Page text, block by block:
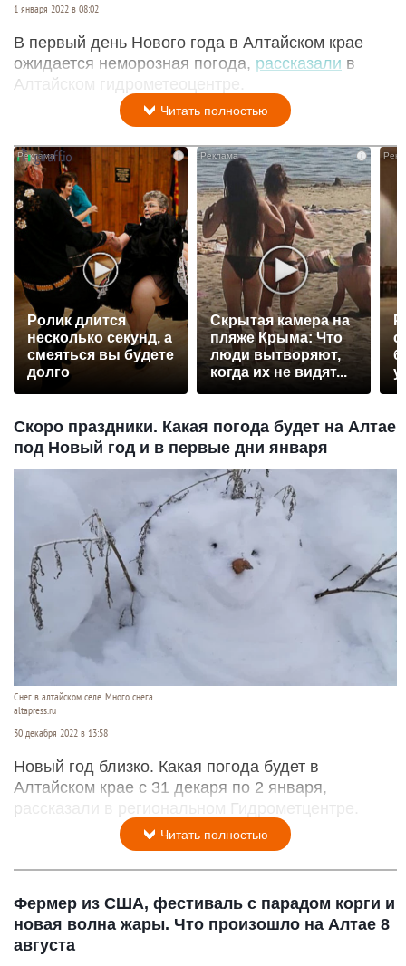
1 января 2022 в 08:02
В первый день Нового года в Алтайском крае
ожидается неморозная погода, рассказали в
Алтайском гидрометеоцентре.
Читать полностью
Ролик длится
несколько секунд, а
смеяться вы будете
долго
i
Скрытая камера на
пляже Крыма: Что
люди вытворяют,
когда их не видят...
Скоро праздники. Какая погода будет на Алтае
под Новый год и в первые дни января
Снег в алтайском селе. Много снега.
altapress.ru
30 декабря 2022 в 13:58
Новый год близко. Какая погода будет в
Алтайском крае с 31 декаря по 2 января,
рассказали в региональном Гидрометцентре.
Читать полностью
Фермер из США, фестиваль с парадом корги и
новая волна жары. Что произошло на Алтае 8
августа